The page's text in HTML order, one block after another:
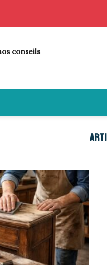
conseils